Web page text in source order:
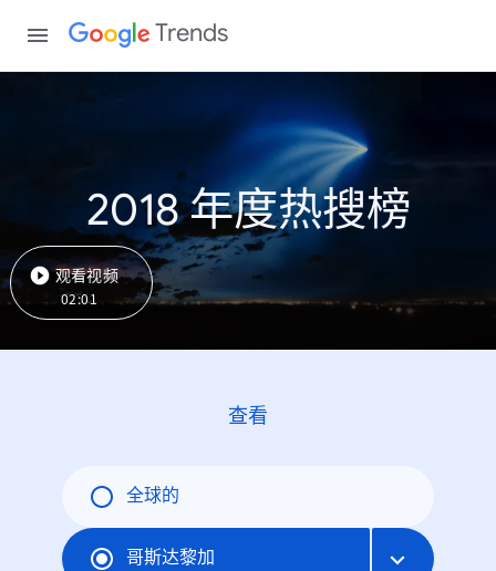
Trends
2018 年度热搜榜
观看视频
02:01
查看
全球的
哥斯达黎加